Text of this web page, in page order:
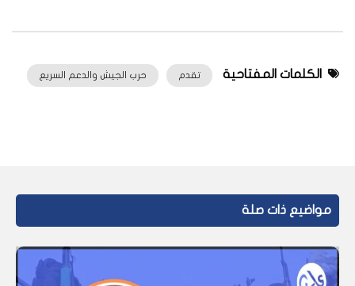
الكلمات المفتاحية تقدم حرب الجيش والدعم السريع
مواضيع ذات صلة